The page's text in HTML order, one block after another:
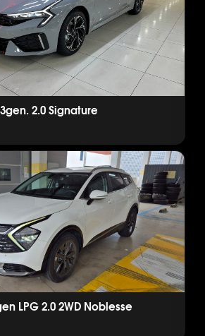
2.0 Signature
LPG 2.0 2WD Noblesse